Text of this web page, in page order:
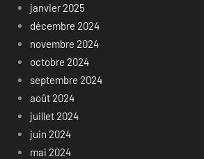
janvier 2025
décembre 2024
novembre 2024
octobre 2024
septembre 2024
août 2024
juillet 2024
juin 2024
mai 2024